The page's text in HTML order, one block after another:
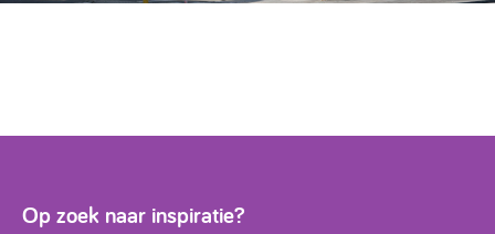
Op zoek naar inspiratie?